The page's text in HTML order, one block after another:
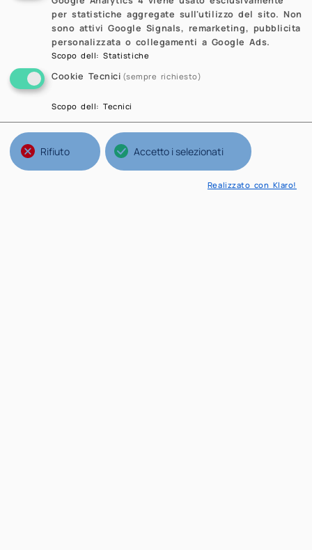
per statistiche aggregate sull'utilizzo del sito. Non
sono attivi Google Signals, remarketing, pubblicita
personalizzata o collegamenti a Google Ads.
Scopo dell:Statistiche
Cookie Tecnici (sempre richiesto)
Scopo dell:Tecnici
Rifiuto Accetto i selezionati
Realizzato con Klaro!